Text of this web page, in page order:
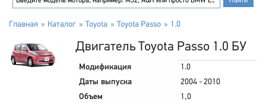
Главная Каталог Toyota Toyota Passo 1.0
Двигатель Toyota Passo 1.0 БУ
Модификация
1.0
Даты выпуска
2004 - 2010
Объем
1,0